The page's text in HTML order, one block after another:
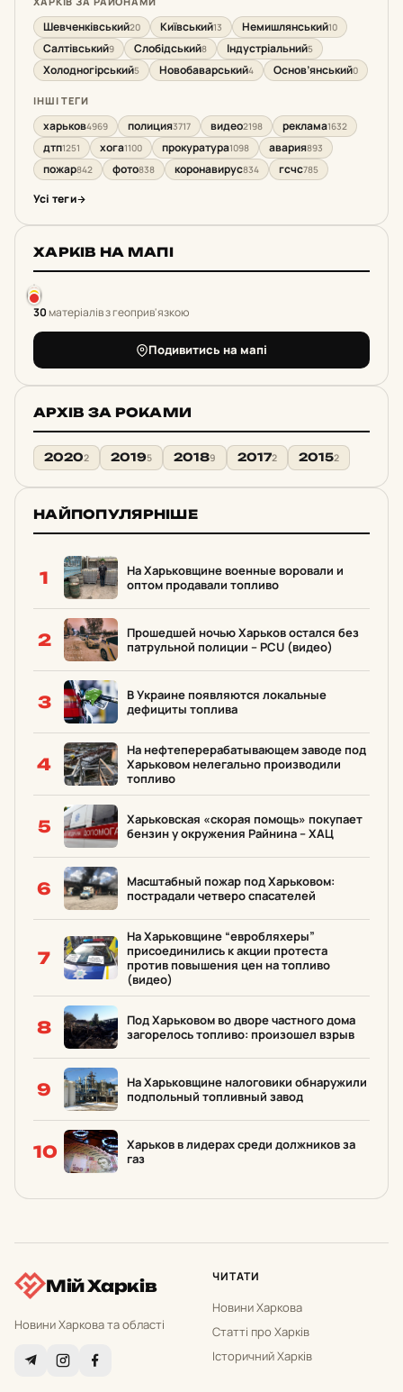
Шевченківський20 Київський13 Немишлянський10
Салтівський9 Слобідський8 Індустріальний5
Холодногірський5 Новобаварський4 Основ’янський0
ІНШІ ТЕГИ
харьков4969 полиция3717 видео2198 реклама1632
дтп1251 хога1100 прокуратура1098 авария893
пожар842 фото838 коронавирус834 гсчс785
Усі теги
ХАРКІВ НА МАПІ
30матеріалів з геоприв'язкою
Подивитись на мапі
АРХІВ ЗА РОКАМИ
20202 20195 20189 20172 20152
НАЙПОПУЛЯРНІШЕ
1
На Харьковщине военные воровали и
оптом продавали топливо
2
Прошедшей ночью Харьков остался без
патрульной полиции – PCU (видео)
3
В Украине появляются локальные
дефициты топлива
4
На нефтеперерабатывающем заводе под
Харьковом нелегально производили
топливо
5
Харьковская «скорая помощь» покупает
бензин у окружения Райнина – ХАЦ
6
Масштабный пожар под Харьковом:
пострадали четверо спасателей
7
На Харьковщине “евробляхеры”
присоединились к акции протеста
против повышения цен на топливо
(видео)
8
Под Харьковом во дворе частного дома
загорелось топливо: произошел взрыв
9
На Харьковщине налоговики обнаружили
подпольный топливный завод
10
Харьков в лидерах среди должников за
газ
Мій Харків
Новини Харкова та області
ЧИТАТИ
Новини Харкова
Статті про Харків
Історичний Харків